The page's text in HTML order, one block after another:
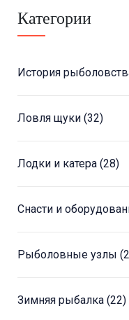
Категории
История
Ловля щуки (32)
Лодки и катера (28)
Снасти и
Рыболовные узлы
Зимняя рыбалка (22)